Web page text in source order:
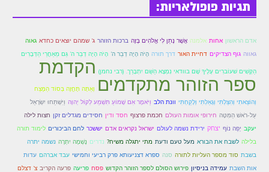
זוהר ואתחנן למתקדמים
זוהר הקדוש עקב למתקדמים
זהר שופטים מתחילים
זהר שופטים מתקדמים
זוהר כי תצא מתחילים
זוהר וילך השקפה
תגיות פופולאריות:
אדם הראשון אחות אלמנה אֲשֶׁר נָתַן לִי אֱלֹהִים בָּזֶה ברכות הזוהר ג' שמהם יוצאים כחדא גאוה
גאווה גוף הצדיקים דחיית האור דרך תורה הָיׂה הָיָה דְבַר ה' הָיׂה הָיָה דְבַר ה' גַּם מֵאַחֲרֵי הַדְּבָרִים
הַקָּשִׁים שׁעוֹברִים עָלֶיךָ שָׁם בוודאי נִמְצָא הַשֵּׁם יִתְבָּרֵך. (רבי נחמן) הקדמת
ספר הזוהר מתקדמים וְאַתָּה תֶּחֱזֶה בְּסוֹד הַמֶּצַח
וְהוֹצֵאתִי וְהִצַּלְתִּי וְגָאַלְתִּי וְלָקַחְתִּי וונת הלב וַיֹּאמֶר אִם שָׁמוֹעַ תִּשְׁמַע לְקוֹל יְהוָה וַיִּשְׁתַּחוּ יִשְׂרָאֵל
עַל-רֹאשׁ הַמִּטָּה חירופי אומות העולם חכמת פרצוף חסד ודין חסידים מגדלים זקן חצות לילה
יעקב יְפֵה נוֹף יצחק ירידת נשמה לעולם ישראל נקראים אדם יששכר לחם הביכורים לימוד תורה
בלילה לשבח את הבורא מעל טעם ודעת מתי יתגלה משיח? נדרים נָשְׁמָה יִתְרָה נשמה יתרה
בשבת סוד מספר העליות לתורה סנה ספרא דצניעותא פרק רביעי וחמישי עבד אברהם עדות
אות השבת עמידה בניסיון פירוש הסולם לספר הזוהר הקדוש פסח פריעה פרעה הקריב צ' דצלם